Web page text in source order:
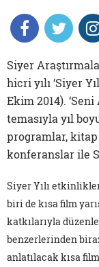
Siyer
hicri yılı ‘Siyer
Ekim 2014).
temasıyla yıl
programlar, kitap
konferanslar ile
Siyer Yılı
biri de kısa film
katkılarıyla
benzerlerinden
anlatılacak kısa